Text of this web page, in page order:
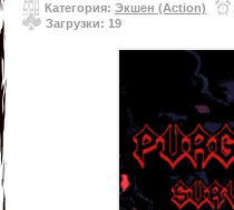
Категория: Экшен (Action)
Загрузки: 19